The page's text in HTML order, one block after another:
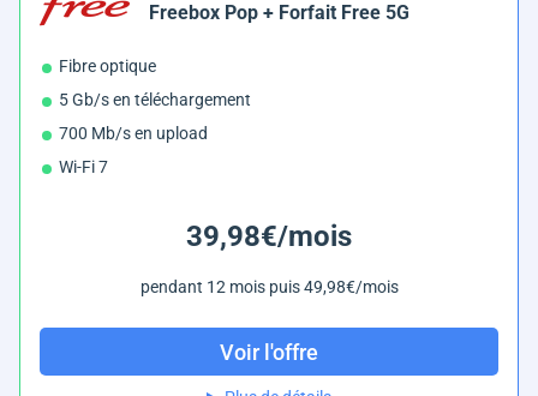
Freebox Pop + Forfait Free 5G
Fibre optique
5 Gb/s en téléchargement
700 Mb/s en upload
Wi-Fi 7
39,98€/mois
pendant 12 mois puis 49,98€/mois
Voir l'offre